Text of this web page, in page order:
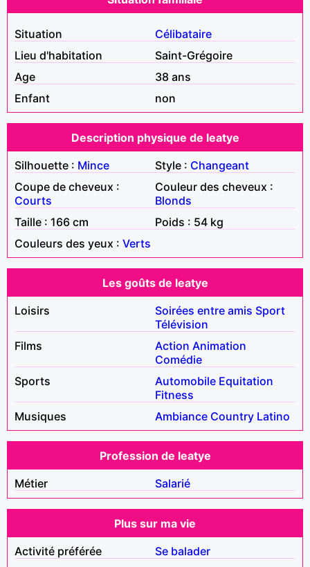
Situation
Célibataire
Lieu d'habitation
Saint-Grégoire
Age
38 ans
Enfant
non
Description physique de leatye
Silhouette : Mince Style : Changeant
Coupe de cheveux :
Courts
Couleur des cheveux :
Blonds
Taille : 166 cm
Poids : 54 kg
Couleurs des yeux : Verts
Les goûts de leatye
Loisirs
Soirées entre amis Sport
Télévision
Films
Action Animation
Comédie
Sports
Automobile Equitation
Fitness
Musiques
Ambiance Country Latino
Profession de leatye
Métier
Salarié
Plus sur ma vie
Activité préférée
Se balader